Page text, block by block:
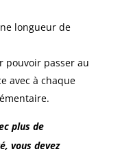
longueur de
pouvoir passer au
avec à chaque
plus de
vous devez